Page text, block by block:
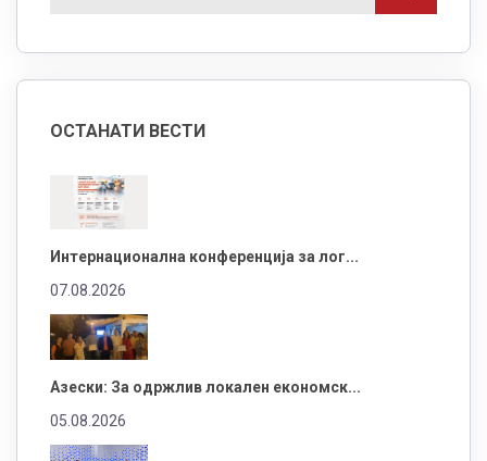
ОСТАНАТИ ВЕСТИ
Интернационална конференција за лог...
07.08.2026
Азески: За одржлив локален економск...
05.08.2026